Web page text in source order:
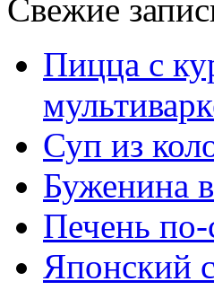
Свежие
Пицца с
Суп из
Буженина
Печень по-
Японский